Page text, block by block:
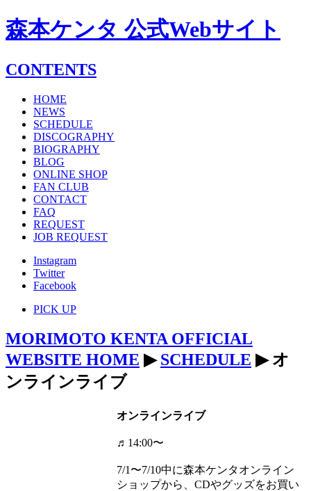
森本ケンタ 公式Webサイト
CONTENTS
HOME
NEWS
SCHEDULE
DISCOGRAPHY
BIOGRAPHY
BLOG
ONLINE SHOP
FAN CLUB
CONTACT
FAQ
REQUEST
JOB REQUEST
Instagram
Twitter
Facebook
PICK UP
MORIMOTO KENTA OFFICIAL
WEBSITE HOME ▶SCHEDULE ▶ オ
ンラインライブ
オンラインライブ
♬14:00〜
7/1〜7/10中に森本ケンタオンライン
ショップから、CDやグッズをお買い